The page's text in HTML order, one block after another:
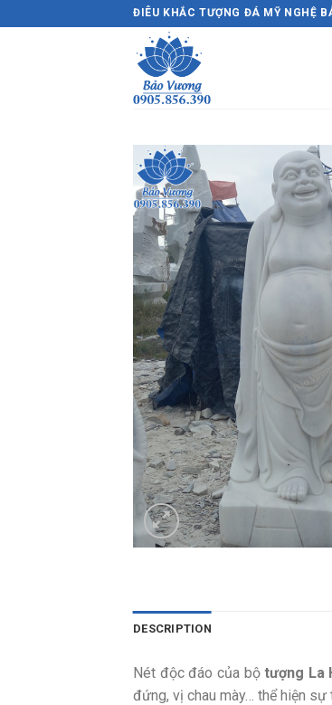
to
ĐIÊU KHẮC TƯỢNG ĐÁ MỸ NGHỆ
DESCRIPTION
Nét độc đáo của bộtượng La
đứng, vị chau mày… thể hiện